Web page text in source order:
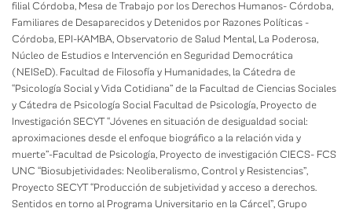
filial Córdoba, Mesa de Trabajo por los Derechos Humanos- Córdoba,
Familiares de Desaparecidos y Detenidos por Razones Políticas -
Córdoba, EPI-KAMBA, Observatorio de Salud Mental, La Poderosa,
Núcleo de Estudios e Intervención en Seguridad Democrática
(NEISeD). Facultad de Filosofía y Humanidades, la Cátedra de
“Psicología Social y Vida Cotidiana” de la Facultad de Ciencias Sociales
y Cátedra de Psicología Social Facultad de Psicología, Proyecto de
Investigación SECYT “Jóvenes en situación de desigualdad social:
aproximaciones desde el enfoque biográfico a la relación vida y
muerte”-Facultad de Psicología, Proyecto de investigación CIECS- FCS
UNC “Biosubjetividades: Neoliberalismo, Control y Resistencias”,
Proyecto SECYT “Producción de subjetividad y acceso a derechos.
Sentidos en torno al Programa Universitario en la Cárcel”, Grupo